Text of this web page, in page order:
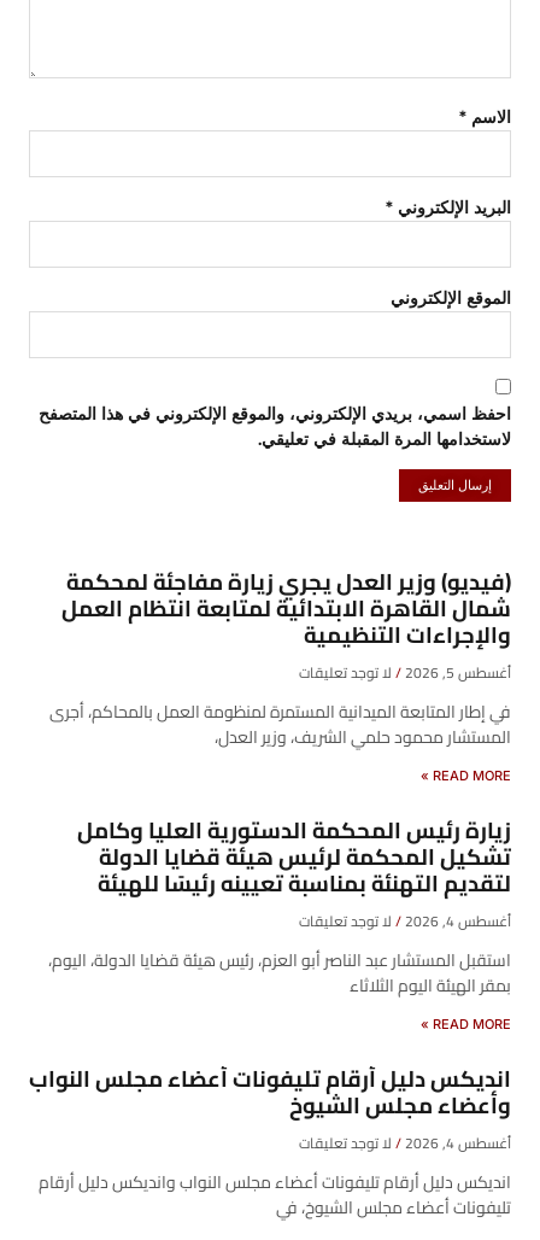
الاسم *
البريد الإلكتروني *
الموقع الإلكتروني
احفظ اسمي، بريدي الإلكتروني، والموقع الإلكتروني في هذا المتصفح
لاستخدامها المرة المقبلة في تعليقي.
(فيديو) وزير العدل يجري زيارة مفاجئة لمحكمة
شمال القاهرة الابتدائية لمتابعة انتظام العمل
والإجراءات التنظيمية
أغسطس 5, 2026 لا توجد تعليقات
في إطار المتابعة الميدانية المستمرة لمنظومة العمل بالمحاكم، أجرى
المستشار محمود حلمي الشريف، وزير العدل،
READ MORE »
زيارة رئيس المحكمة الدستورية العليا وكامل
تشكيل المحكمة لرئيس هيئة قضايا الدولة
لتقديم التهنئة بمناسبة تعيينه رئيسًا للهيئة
أغسطس 4, 2026 لا توجد تعليقات
​استقبل المستشار عبد الناصر أبو العزم، رئيس هيئة قضايا الدولة، اليوم،
بمقر الهيئة اليوم الثلاثاء
READ MORE »
انديكس دليل أرقام تليفونات أعضاء مجلس النواب
وأعضاء مجلس الشيوخ
أغسطس 4, 2026 لا توجد تعليقات
انديكس دليل أرقام تليفونات أعضاء مجلس النواب وانديكس دليل أرقام
تليفونات أعضاء مجلس الشيوخ، في